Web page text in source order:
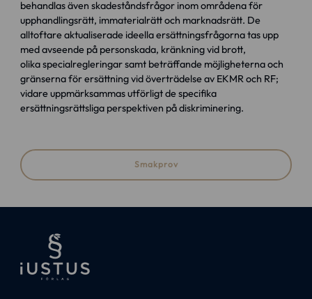
behandlas även skadeståndsfrågor inom områdena för
upphandlingsrätt, immaterialrätt och marknadsrätt. De
alltoftare aktualiserade ideella ersättningsfrågorna tas upp
med avseende på personskada, kränkning vid brott,
olika specialregleringar samt beträffande möjligheterna och
gränserna för ersättning vid överträdelse av EKMR och RF;
vidare uppmärksammas utförligt de specifika
ersättningsrättsliga perspektiven på diskriminering.
Smakprov